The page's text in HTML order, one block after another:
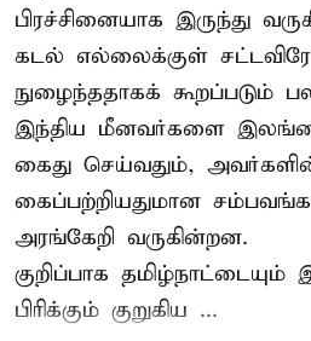
பிரச்சினையாக இருந்து
கடல் எல்லைக்குள்
நுழைந்ததாகக் கூறப்படும்
இந்திய மீனவர்களை
கைது செய்வதும்,
கைப்பற்றியதுமான
அரங்கேறி வருகின்றன.
குறிப்பாக
பிரிக்கும் குறுகிய ...